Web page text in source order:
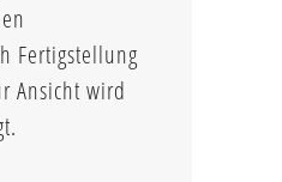
Fertigstellung
Ansicht wird